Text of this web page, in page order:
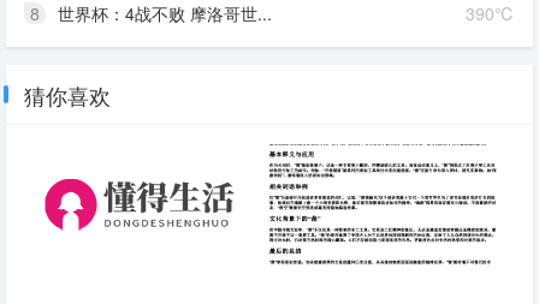
390℃
8 世界杯：4战不败 摩洛哥世...
猜你喜欢